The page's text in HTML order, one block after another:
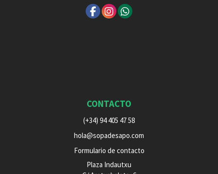
CONTACTO
(+34) 94 405 47 58
hola@sopadesapo.com
Formulario de contacto
Plaza Indautxu